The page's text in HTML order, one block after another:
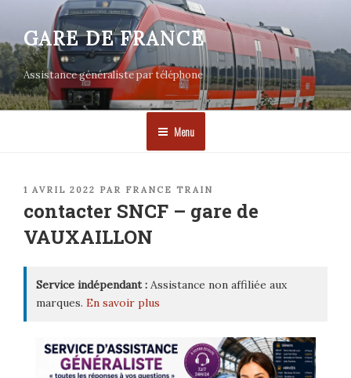
contenu
principal
GARE DE FRANCE
Assistance généraliste par téléphone
Menu
PUBLIÉ
1 AVRIL 2022 PAR FRANCE TRAIN
contacter SNCF – gare de
VAUXAILLON
Service indépendant : Assistance non affiliée aux
marques. En savoir plus